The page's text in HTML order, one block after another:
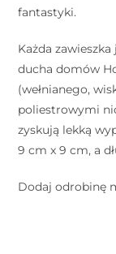
fantastyki.
Każda
ducha domów
(wełnianego,
poliestrowymi
zyskują lekką
9 cm x 9 cm, a
Dodaj odrobinę